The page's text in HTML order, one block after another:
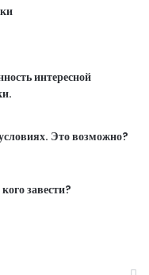
интересной
Это возможно?
завести?